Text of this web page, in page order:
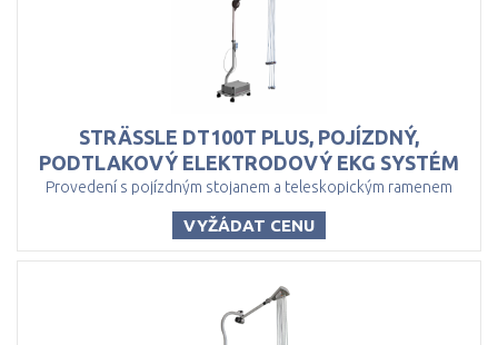
STRÄSSLE DT100T PLUS, POJÍZDNÝ,
PODTLAKOVÝ ELEKTRODOVÝ EKG SYSTÉM
Provedení s pojízdným stojanem a teleskopickým ramenem
VYŽÁDAT CENU